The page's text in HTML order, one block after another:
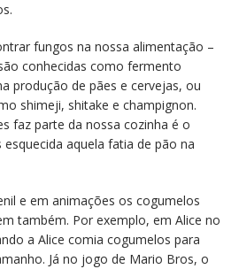
fungos na nossa alimentação –
conhecidas como fermento
produção de pães e cervejas, ou
shimeji, shitake e champignon.
faz parte da nossa cozinha é o
aquela fatia de pão na
e em animações os cogumelos
também. Por exemplo, em Alice no
a Alice comia cogumelos para
Já no jogo de Mario Bros, o